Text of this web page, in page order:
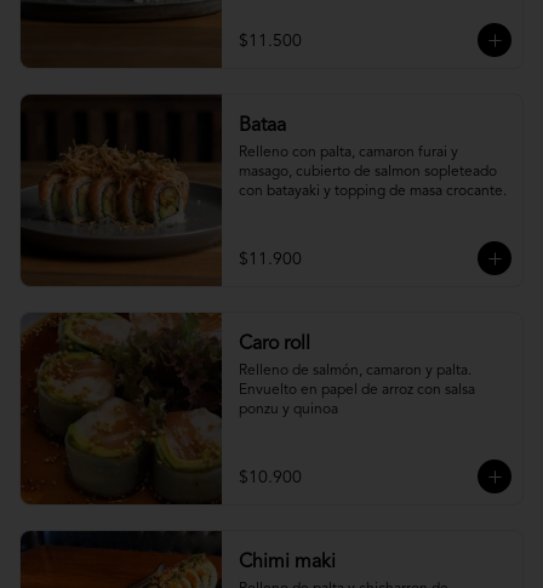
$11.500
Bataa
Relleno con palta, camaron furai y
masago, cubierto de salmon sopleteado
con batayaki y topping de masa crocante.
$11.900
Caro roll
Relleno de salmón, camaron y palta.
Envuelto en papel de arroz con salsa
ponzu y quinoa
$10.900
Chimi maki